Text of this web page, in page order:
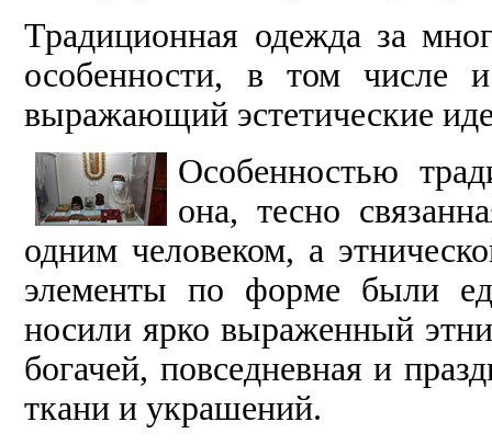
Традиционная одежда за
особенности, в том числе
выражающий эстетические
Особенностью
она, тесно
одним человеком, а
элементы по форме были
носили ярко выраженный
богачей, повседневная и
ткани и украшений.